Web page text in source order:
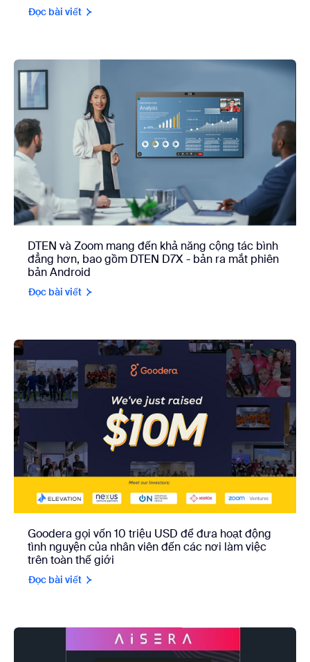
Đọc bài viết
DTEN và Zoom mang đến khả năng cộng tác bình
đẳng hơn, bao gồm DTEN D7X - bản ra mắt phiên
bản Android
Đọc bài viết
Goodera gọi vốn 10 triệu USD để đưa hoạt động
tình nguyện của nhân viên đến các nơi làm việc
trên toàn thế giới
Đọc bài viết